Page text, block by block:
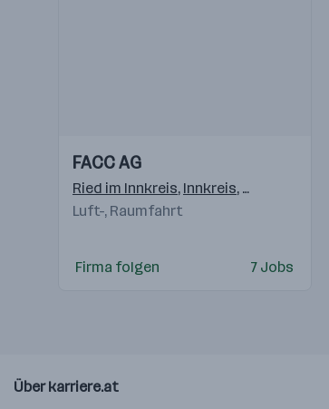
Videos
Einblicke
Einblicke
FACC AG
Ried im Innkreis, Innkreis, Reichersberg
Luft-, Raumfahrt
Firma folgen 7 Jobs
Über karriere.at